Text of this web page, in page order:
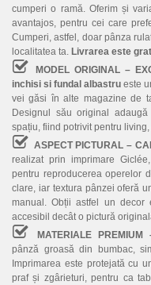
cumperi o ramă. Oferim și
avantajos, pentru cei care
Cumperi, astfel, doar pânza
localitatea ta. Livrarea este
MODEL ORIGINAL –
inchisi si fundal albastru este
vei găsi în alte magazine de
Designul său original
spațiu, fiind potrivit pentru
ASPECT PICTURAL –
realizat prin imprimare
pentru reproducerea operelor
clare, iar textura pânzei oferă
manual. Obții astfel un
accesibil decât o pictură
MATERIALE
pânză groasă din bumbac,
Imprimarea este protejată cu
praf și zgârieturi, pentru ca